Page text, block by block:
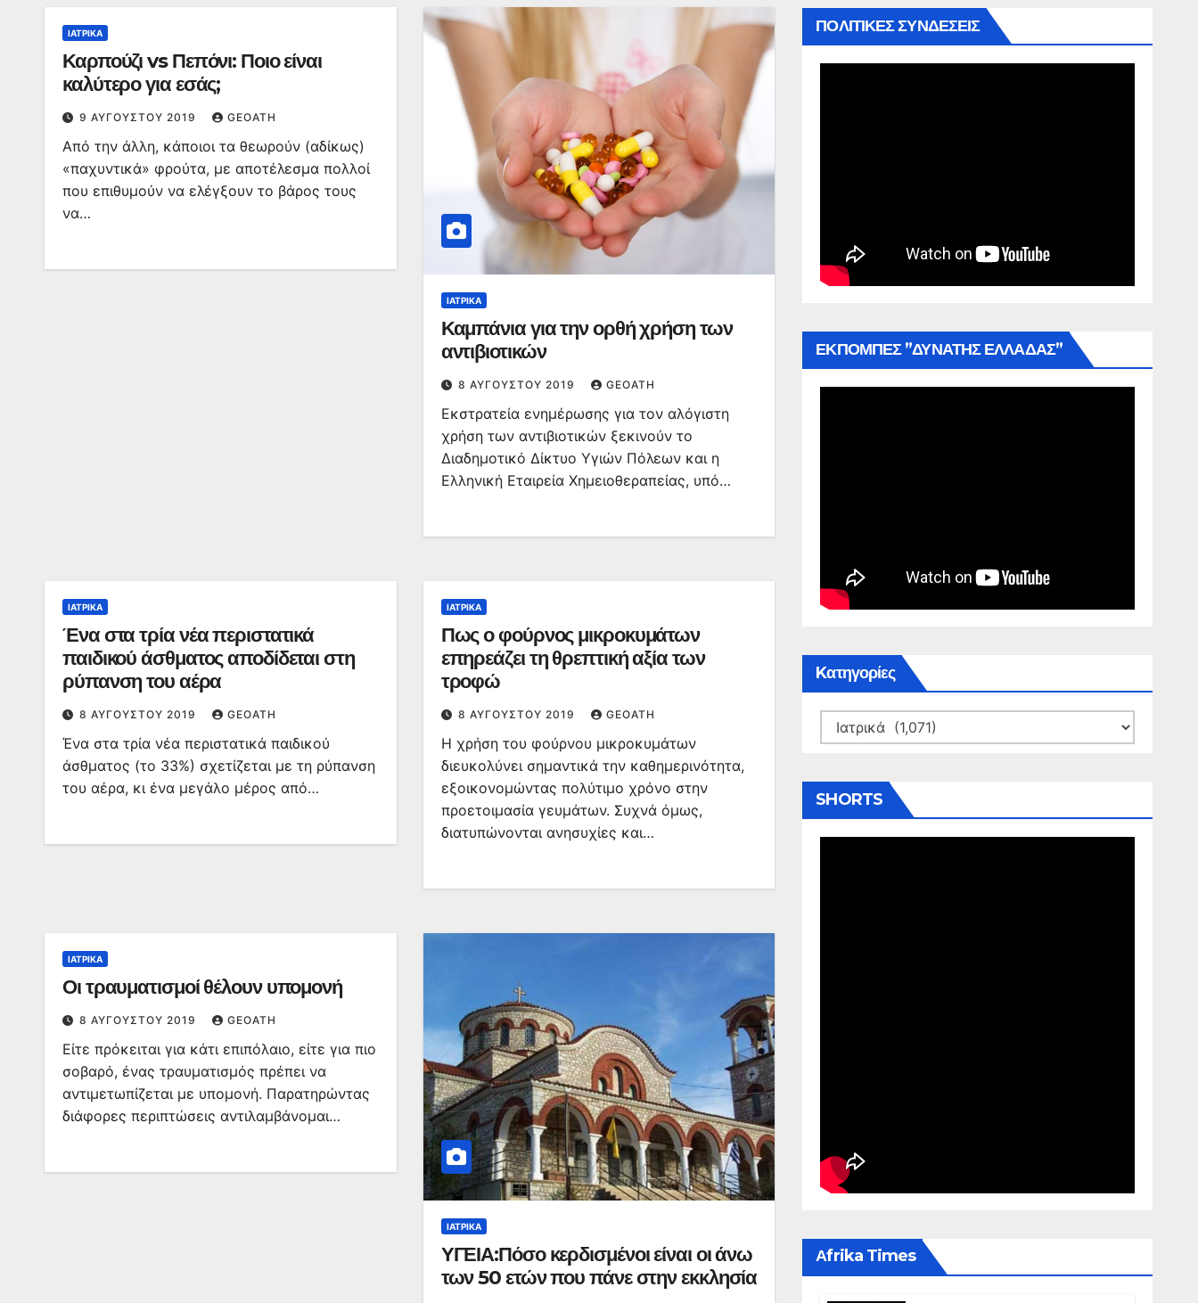
ΙΑΤΡΙΚΆ
Καρπούζι vs Πεπόνι: Ποιο είναι
καλύτερο για εσάς;
9 ΑΥΓΟΎΣΤΟΥ 2019 GEOATH
Από την άλλη, κάποιοι τα θεωρούν (αδίκως)
«παχυντικά» φρούτα, με αποτέλεσμα πολλοί
που επιθυμούν να ελέγξουν το βάρος τους
να…
ΙΑΤΡΙΚΆ
Καμπάνια για την ορθή χρήση των
αντιβιοτικών
8 ΑΥΓΟΎΣΤΟΥ 2019 GEOATH
Εκστρατεία ενημέρωσης για τον αλόγιστη
χρήση των αντιβιοτικών ξεκινούν το
Διαδημοτικό Δίκτυο Υγιών Πόλεων και η
Ελληνική Εταιρεία Χημειοθεραπείας, υπό…
ΙΑΤΡΙΚΆ
Ένα στα τρία νέα περιστατικά
παιδικού άσθματος αποδίδεται στη
ρύπανση του αέρα
8 ΑΥΓΟΎΣΤΟΥ 2019 GEOATH
Ένα στα τρία νέα περιστατικά παιδικού
άσθματος (το 33%) σχετίζεται με τη ρύπανση
του αέρα, κι ένα μεγάλο μέρος από…
ΙΑΤΡΙΚΆ
Πως ο φούρνος μικροκυμάτων
επηρεάζει τη θρεπτική αξία των
τροφώ
8 ΑΥΓΟΎΣΤΟΥ 2019 GEOATH
Η χρήση του φούρνου μικροκυμάτων
διευκολύνει σημαντικά την καθημερινότητα,
εξοικονομώντας πολύτιμο χρόνο στην
προετοιμασία γευμάτων. Συχνά όμως,
διατυπώνονται ανησυχίες και…
ΙΑΤΡΙΚΆ
Οι τραυματισμοί θέλουν υπομονή
8 ΑΥΓΟΎΣΤΟΥ 2019 GEOATH
Είτε πρόκειται για κάτι επιπόλαιο, είτε για πιο
σοβαρό, ένας τραυματισμός πρέπει να
αντιμετωπίζεται με υπομονή. Παρατηρώντας
διάφορες περιπτώσεις αντιλαμβάνομαι…
ΙΑΤΡΙΚΆ
ΥΓΕΙΑ:Πόσο κερδισμένοι είναι οι άνω
των 50 ετών που πάνε στην εκκλησία
ΠΟΛΙΤΙΚΕΣ ΣΥΝΔΕΣΕΙΣ
ΕΚΠΟΜΠΕΣ ”ΔΥΝΑΤΗΣ ΕΛΛΑΔΑΣ”
Kατηγορίες
Kατηγορίες
SHORTS
Αfrika Times